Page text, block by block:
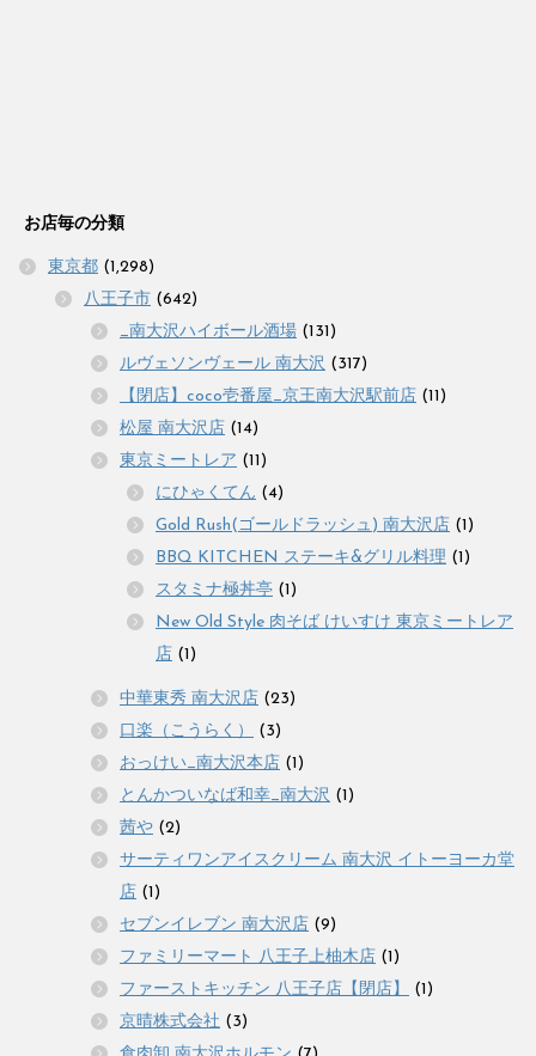
お店毎の分類
東京都 (1,298)
八王子市 (642)
_南大沢ハイボール酒場 (131)
ルヴェソンヴェール 南大沢 (317)
【閉店】coco壱番屋_京王南大沢駅前店 (11)
松屋 南大沢店 (14)
東京ミートレア (11)
にひゃくてん (4)
Gold Rush(ゴールドラッシュ) 南大沢店 (1)
BBQ KITCHEN ステーキ&グリル料理 (1)
スタミナ極丼亭 (1)
New Old Style 肉そば けいすけ 東京ミートレア
店 (1)
中華東秀 南大沢店 (23)
口楽（こうらく）
(3)
おっけい_南大沢本店 (1)
とんかついなば和幸_南大沢 (1)
茜や (2)
サーティワンアイスクリーム 南大沢 イトーヨーカ堂
店 (1)
セブンイレブン 南大沢店 (9)
ファミリーマート 八王子上柚木店 (1)
ファーストキッチン 八王子店【閉店】
(1)
京晴株式会社 (3)